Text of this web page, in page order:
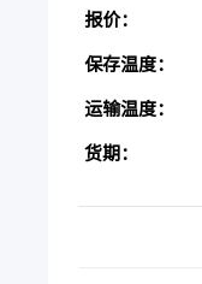
报价：
保存温度：
运输温度：
货期：